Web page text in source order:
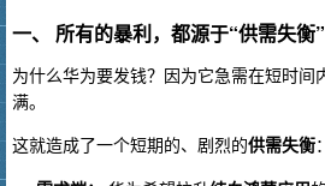
一、 所有的暴利，都源于“供需失衡
为什么华为要发钱？因为它急需在短时间
满。
这就造成了一个短期的、剧烈的供需失衡：